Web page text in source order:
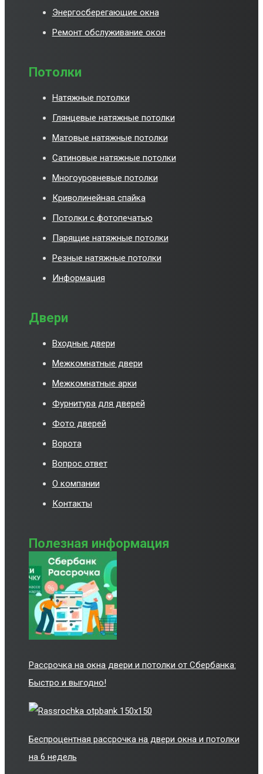
Энергосберегающие окна
Ремонт обслуживание окон
Потолки
Натяжные потолки
Глянцевые натяжные потолки
Матовые натяжные потолки
Сатиновые натяжные потолки
Многоуровневые потолки
Криволинейная спайка
Потолки с фотопечатью
Парящие натяжные потолки
Резные натяжные потолки
Информация
Двери
Входные двери
Межкомнатные двери
Межкомнатные арки
Фурнитура для дверей
Фото дверей
Ворота
Вопрос ответ
О компании
Контакты
Полезная информация
Рассрочка на окна двери и потолки от Сбербанка:
Быстро и выгодно!
Беспроцентная рассрочка на двери окна и потолки
на 6 недель